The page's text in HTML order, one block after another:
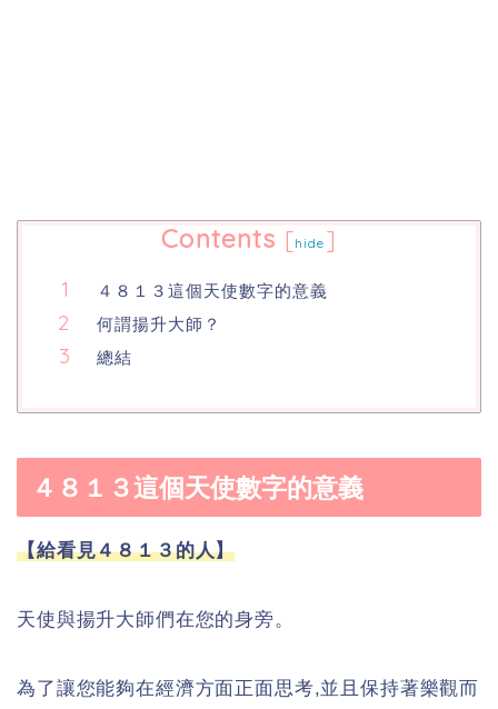
Contents [hide ]
４８１３這個天使數字的意義
何謂揚升大師？
總結
４８１３這個天使數字的意義
【給看見４８１３的人】
天使與揚升大師們在您的身旁。
為了讓您能夠在經濟方面正面思考,並且保持著樂觀而